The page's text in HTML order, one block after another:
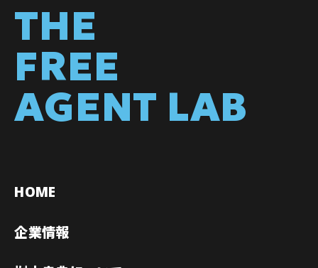
THE
FREE
AGENT LAB
HOME
企業情報